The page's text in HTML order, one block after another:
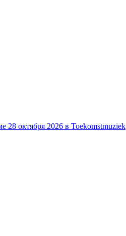
28 октября 2026 в Toekomstmuziek